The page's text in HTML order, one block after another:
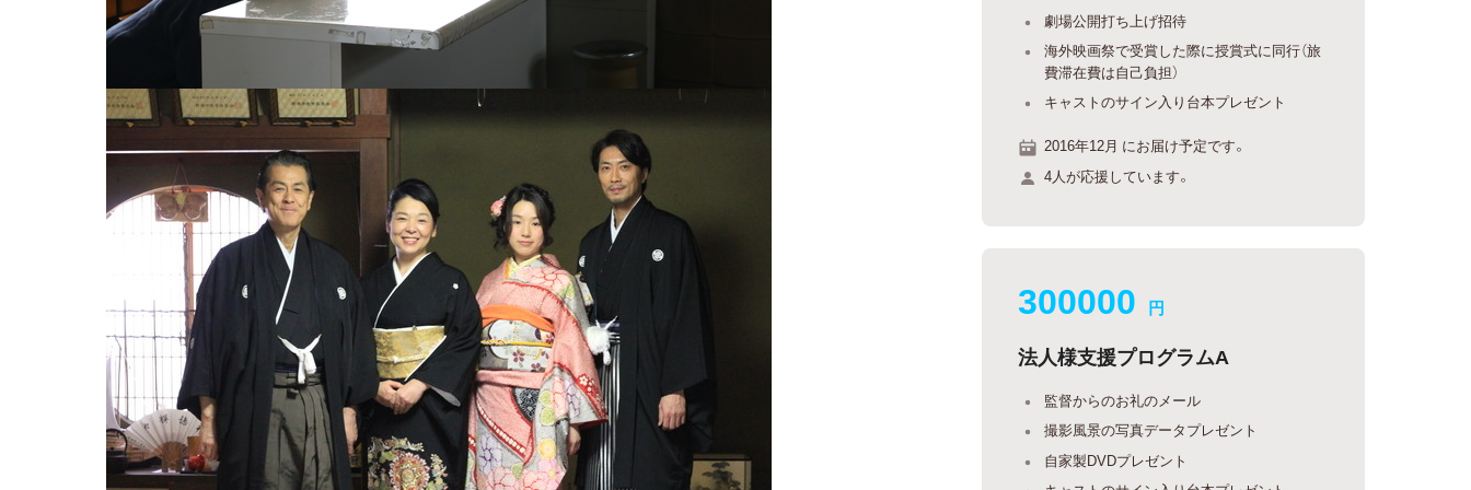
劇場公開打ち上げ招待
海外映画祭で受賞した際に授賞式に同行（旅
費滞在費は自己負担）
キャストのサイン入り台本プレゼント
2016年12月 にお届け予定です。
4人が応援しています。
300000 円
法人様支援プログラムA
監督からのお礼のメール
撮影風景の写真データプレゼント
自家製DVDプレゼント